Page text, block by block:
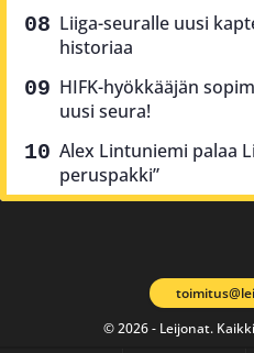
Liiga-seuralle uusi
historiaa
HIFK-hyökkääjän
uusi seura!
Alex Lintuniemi palaa
peruspakki”
© 2026 - Leijonat.